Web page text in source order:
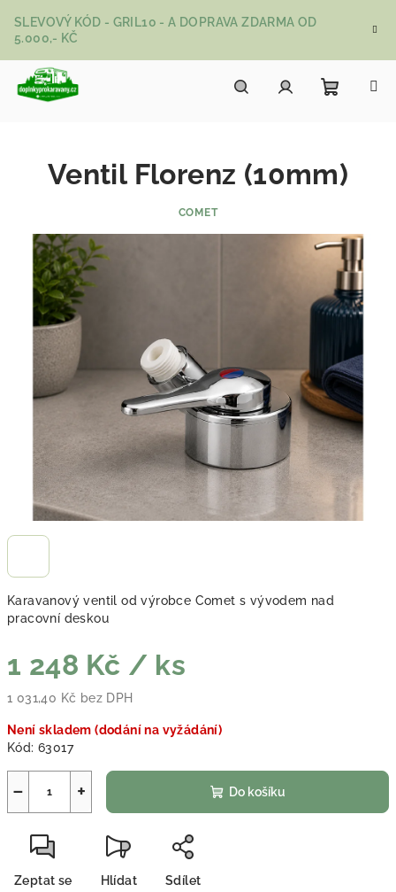
SLEVOVÝ KÓD - GRIL10 - A DOPRAVA ZDARMA OD
5.000,- KČ
Karavanový ventil od výrobce Comet s vývodem nad
pracovní deskou
1 248 Kč / ks
1 031,40 Kč bez DPH
Není skladem (dodání na vyžádání)
Kód: 63017
+
− Do košíku
Zeptat se Hlídat Sdílet
Ventil Florenz (10mm)
COMET